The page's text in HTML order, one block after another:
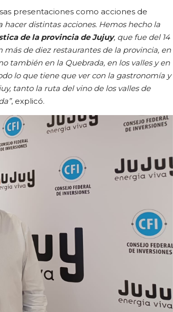
presentaciones como acciones de
hacer distintas acciones. Hemos hecho la
de la provincia de Jujuy, que fue del 14
de diez restaurantes de la provincia, en
también en la Quebrada, en los valles y en
lo que tiene que ver con la gastronomía y
tanto la ruta del vino de los valles de
, explicó.